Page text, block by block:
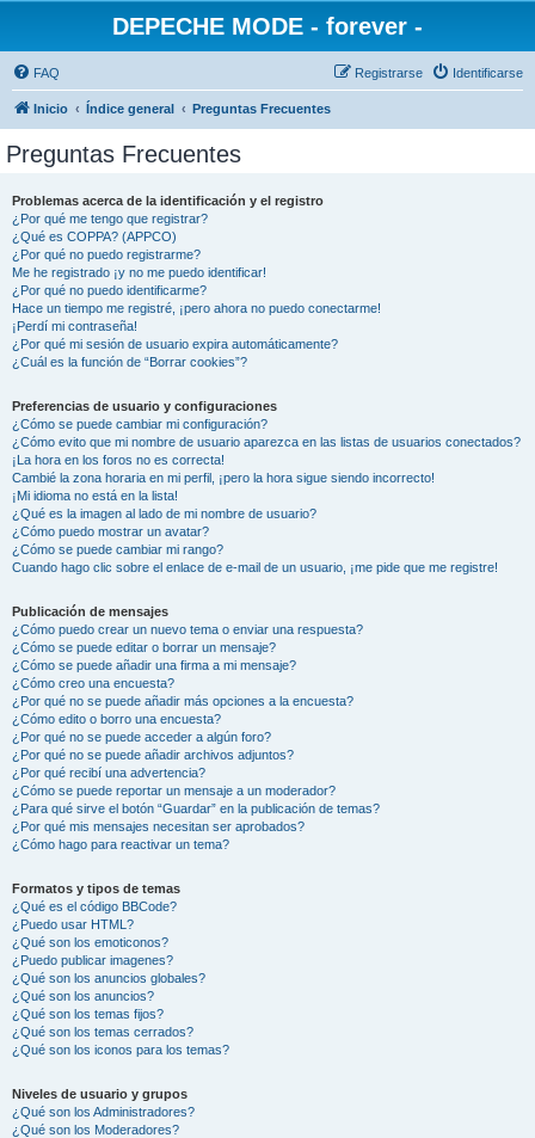
DEPECHE MODE - forever -
FAQ Identificarse
Registrarse
Inicio Índice general Preguntas Frecuentes
Preguntas Frecuentes
Problemas acerca de la identificación y el registro
¿Por qué me tengo que registrar?
¿Qué es COPPA? (APPCO)
¿Por qué no puedo registrarme?
Me he registrado ¡y no me puedo identificar!
¿Por qué no puedo identificarme?
Hace un tiempo me registré, ¡pero ahora no puedo conectarme!
¡Perdí mi contraseña!
¿Por qué mi sesión de usuario expira automáticamente?
¿Cuál es la función de “Borrar cookies”?
Preferencias de usuario y configuraciones
¿Cómo se puede cambiar mi configuración?
¿Cómo evito que mi nombre de usuario aparezca en las listas de usuarios conectados?
¡La hora en los foros no es correcta!
Cambié la zona horaria en mi perfil, ¡pero la hora sigue siendo incorrecto!
¡Mi idioma no está en la lista!
¿Qué es la imagen al lado de mi nombre de usuario?
¿Cómo puedo mostrar un avatar?
¿Cómo se puede cambiar mi rango?
Cuando hago clic sobre el enlace de e-mail de un usuario, ¡me pide que me registre!
Publicación de mensajes
¿Cómo puedo crear un nuevo tema o enviar una respuesta?
¿Cómo se puede editar o borrar un mensaje?
¿Cómo se puede añadir una firma a mi mensaje?
¿Cómo creo una encuesta?
¿Por qué no se puede añadir más opciones a la encuesta?
¿Cómo edito o borro una encuesta?
¿Por qué no se puede acceder a algún foro?
¿Por qué no se puede añadir archivos adjuntos?
¿Por qué recibí una advertencia?
¿Cómo se puede reportar un mensaje a un moderador?
¿Para qué sirve el botón “Guardar” en la publicación de temas?
¿Por qué mis mensajes necesitan ser aprobados?
¿Cómo hago para reactivar un tema?
Formatos y tipos de temas
¿Qué es el código BBCode?
¿Puedo usar HTML?
¿Qué son los emoticonos?
¿Puedo publicar imagenes?
¿Qué son los anuncios globales?
¿Qué son los anuncios?
¿Qué son los temas fijos?
¿Qué son los temas cerrados?
¿Qué son los iconos para los temas?
Niveles de usuario y grupos
¿Qué son los Administradores?
¿Qué son los Moderadores?